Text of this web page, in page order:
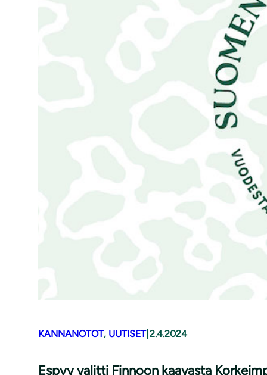
KANNANOTOT, UUTISET| 2.4.2024
Espyy valitti Finnoon kaavasta